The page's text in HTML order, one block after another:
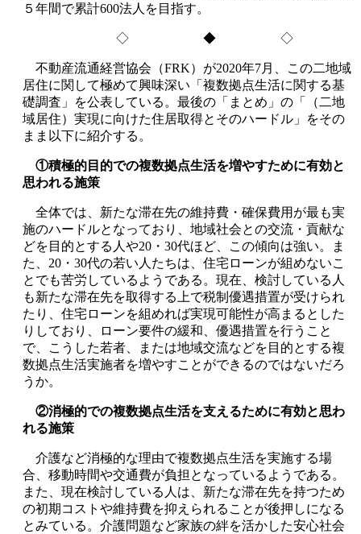
５年間で累計600法人を目指す。
◇ ◆ ◇
不動産流通経営協会（FRK）が2020年7月、この二地域
居住に関して極めて興味深い「複数拠点生活に関する基
礎調査」を公表している。最後の「まとめ」の「（二地
域居住）実現に向けた住居取得とそのハードル」をその
まま以下に紹介する。
①積極的目的での複数拠点生活を増やすために有効と
思われる施策
全体では、新たな滞在先の維持費・確保費用が最も実
施のハードルとなっており、地域社会との交流・貢献な
どを目的とする人や20・30代ほど、この傾向は強い。ま
た、20・30代の若い人たちは、住宅ローンが組めないこ
とでも苦労しているようである。現在、検討している人
も新たな滞在先を取得する上で税制優遇措置が受けられ
たり、住宅ローンを組めれば実現可能性が高まるとした
りしており、ローン要件の緩和、優遇措置を行うこと
で、こうした若者、または地域交流などを目的とする複
数拠点生活実施者を増やすことができるのではないだろ
うか。
②消極的での複数拠点生活を支えるために有効と思わ
れる施策
介護など消極的な理由で複数拠点生活を実施する場
合、移動時間や交通費が負担となっているようである。
また、現在検討している人は、新たな滞在先を持つため
の初期コストや維持費を抑えられることが後押しになる
とみている。介護問題など家族の絆を活かした安心社会